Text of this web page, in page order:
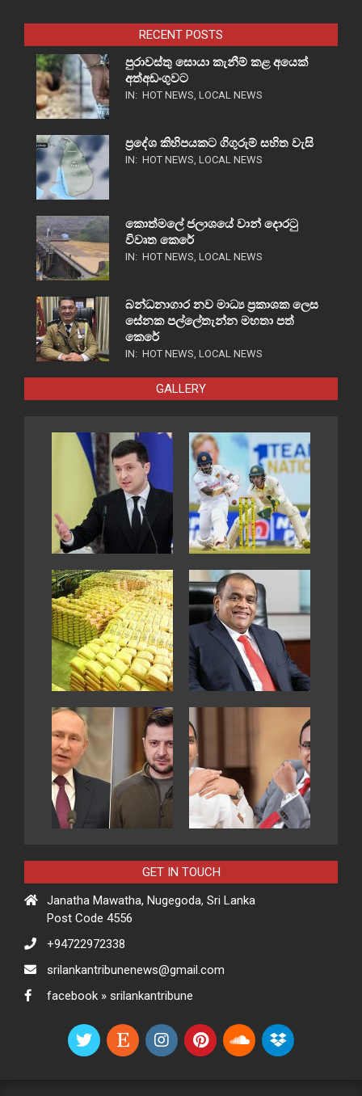
RECENT POSTS
පුරාවස්තු සොයා කැනීම් කළ අයෙක්
අත්අඩංගුවට
IN: HOT NEWS, LOCAL NEWS
ප්‍රදේශ කිහිපයකට ගිගුරුම් සහිත වැසි
IN: HOT NEWS, LOCAL NEWS
කොත්මලේ ජලාශයේ වාන් දොරටු
විවෘත කෙරේ
IN: HOT NEWS, LOCAL NEWS
බන්ධනාගාර නව මාධ්‍ය ප්‍රකාශක ලෙස
සේනක පල්ලේතැන්න මහතා පත්
කෙරේ
IN: HOT NEWS, LOCAL NEWS
GALLERY
GET IN TOUCH
Janatha Mawatha, Nugegoda, Sri Lanka
Post Code 4556
+94722972338
srilankantribunenews@gmail.com
facebook » srilankantribune